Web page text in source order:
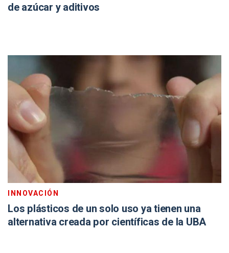
de azúcar y aditivos
INNOVACIÓN
Los plásticos de un solo uso ya tienen una
alternativa creada por científicas de la UBA